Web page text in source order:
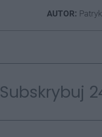
AUTOR:
Subskrybuj